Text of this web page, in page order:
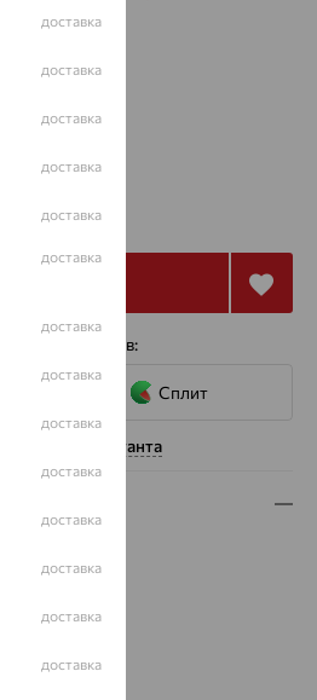
72 398₽
сервисов:
Сплит
консультанта
доставка
доставка
доставка
доставка
доставка
доставка
доставка
доставка
доставка
доставка
доставка
доставка
доставка
доставка